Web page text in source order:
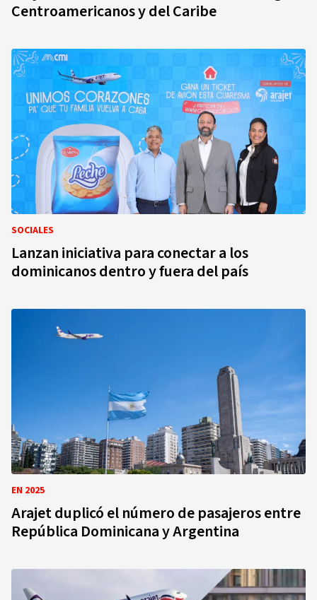
Centroamericanos y del Caribe
SOCIALES
Lanzan iniciativa para conectar a los
dominicanos dentro y fuera del país
EN 2025
Arajet duplicó el número de pasajeros entre
República Dominicana y Argentina